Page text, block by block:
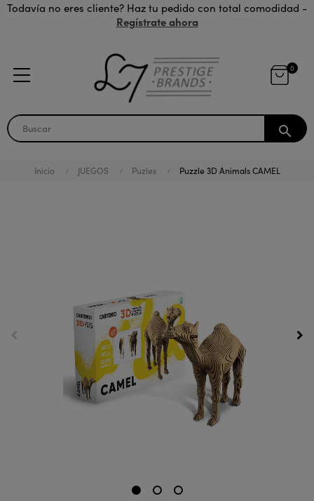
Todavía no eres cliente? Haz tu pedido con total comodidad -
Regístrate ahora
0
search
Inicio JUEGOS Puzles Puzzle 3D Animals CAMEL